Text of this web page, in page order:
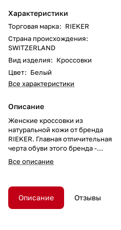
Характеристики
Торговая марка: RIEKER
Страна происхождения:
SWITZERLAND
Вид изделия: Кроссовки
Цвет: Белый
Все характеристики
Описание
Женские кроссовки из
натуральной кожи от бренда
RIEKER. Главная отличительная
черта обуви этого бренда -
непревзойденное удобство и
комфорт. Идеально подойдут
текстиля устойчива к износу и
хорошо вентилируются. Мягкая
стелька из натуральной кожи
Все описание
Описание Отзывы